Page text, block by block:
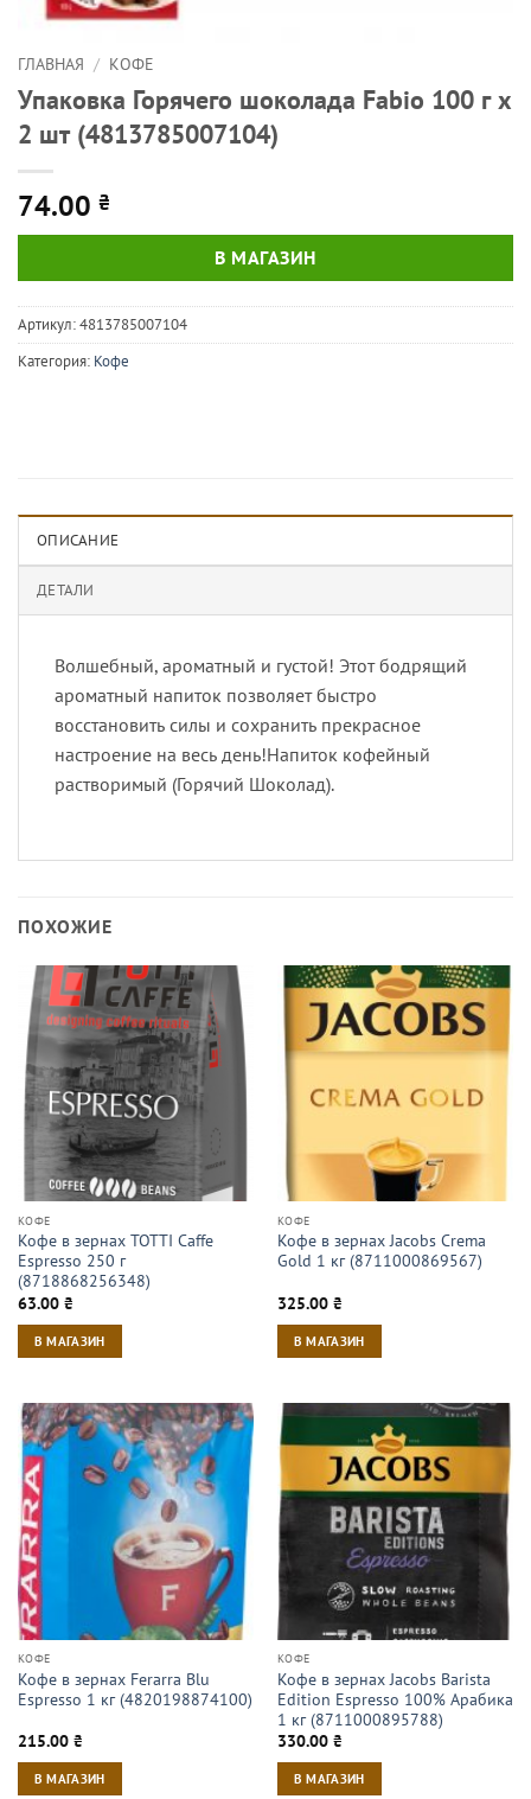
ГЛАВНАЯ / КОФЕ
Упаковка Горячего шоколада Fabio 100 г х
2 шт (4813785007104)
74.00 ₴
В МАГАЗИН
Артикул:4813785007104
Категория: Кофе
ОПИСАНИЕ
ДЕТАЛИ
Волшебный, ароматный и густой! Этот бодрящий
ароматный напиток позволяет быстро
восстановить силы и сохранить прекрасное
настроение на весь день!Напиток кофейный
растворимый (Горячий Шоколад).
ПОХОЖИЕ
КОФЕ
Кофе в зернах TOTTI Caffe
Espresso 250 г
(8718868256348)
63.00 ₴
В МАГАЗИН
КОФЕ
Кофе в зернах Jacobs Crema
Gold 1 кг (8711000869567)
325.00 ₴
В МАГАЗИН
КОФЕ
Кофе в зернах Ferarra Blu
Espresso 1 кг (4820198874100)
215.00 ₴
В МАГАЗИН
КОФЕ
Кофе в зернах Jacobs Barista
Edition Espresso 100% Арабика
1 кг (8711000895788)
330.00 ₴
В МАГАЗИН